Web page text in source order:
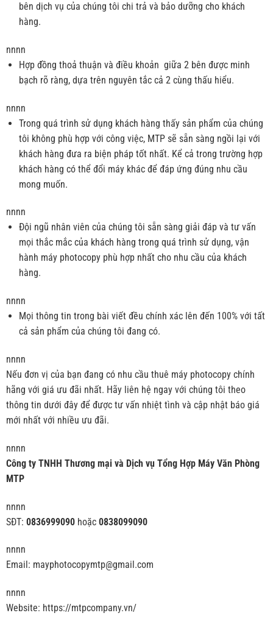
bên dịch vụ của chúng tôi chi trả và bảo dưỡng cho khách
hàng.
nnnn
Hợp đồng thoả thuận và điều khoản giữa 2 bên được minh
bạch rõ ràng, dựa trên nguyên tắc cả 2 cùng thấu hiểu.
nnnn
Trong quá trình sử dụng khách hàng thấy sản phẩm của chúng
tôi không phù hợp với công việc, MTP sẽ sẵn sàng ngồi lại với
khách hàng đưa ra biện pháp tốt nhất. Kể cả trong trường hợp
khách hàng có thể đổi máy khác để đáp ứng đúng nhu cầu
mong muốn.
nnnn
Đội ngũ nhân viên của chúng tôi sẵn sàng giải đáp và tư vấn
mọi thắc mắc của khách hàng trong quá trình sử dụng, vận
hành máy photocopy phù hợp nhất cho nhu cầu của khách
hàng.
nnnn
Mọi thông tin trong bài viết đều chính xác lên đến 100% với tất
cả sản phẩm của chúng tôi đang có.
nnnn
Nếu đơn vị của bạn đang có nhu cầu thuê máy photocopy chính
hãng với giá ưu đãi nhất. Hãy liên hệ ngay với chúng tôi theo
thông tin dưới đây để được tư vấn nhiệt tình và cập nhật báo giá
mới nhất với nhiều ưu đãi.
nnnn
Công ty TNHH Thương mại và Dịch vụ Tổng Hợp Máy Văn Phòng
MTP
nnnn
SĐT: 0836999090hoặc 0838099090
nnnn
Email: mayphotocopymtp@gmail.com
nnnn
Website: https://mtpcompany.vn/